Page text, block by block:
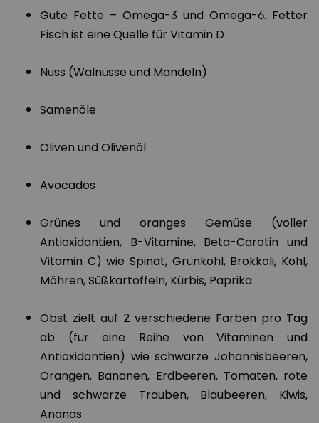
Gute Fette – Omega-3 und Omega-6. Fetter
Fisch ist eine Quelle für Vitamin D
Nuss (Walnüsse und Mandeln)
Samenöle
Oliven und Olivenöl
Avocados
Grünes und oranges Gemüse (voller
Antioxidantien, B-Vitamine, Beta-Carotin und
Vitamin C) wie Spinat, Grünkohl, Brokkoli, Kohl,
Möhren, Süßkartoffeln, Kürbis, Paprika
Obst zielt auf 2 verschiedene Farben pro Tag
ab (für eine Reihe von Vitaminen und
Antioxidantien) wie schwarze Johannisbeeren,
Orangen, Bananen, Erdbeeren, Tomaten, rote
und schwarze Trauben, Blaubeeren, Kiwis,
Ananas